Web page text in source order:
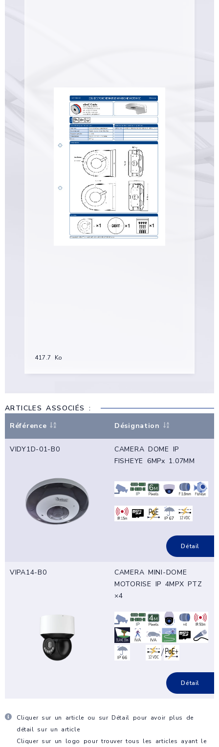
417.7 Ko
ARTICLES ASSOCIÉS :
Référence
Désignation
VIDY1D-01-B0
CAMERA DOME IP
FISHEYE 6MPx 1.07MM
Détail
VIPA14-B0
CAMERA MINI-DOME
MOTORISE IP 4MPX PTZ
×4
/
Détail
Cliquer sur un article ou sur Détail pour avoir plus de
détail sur un article
Cliquer sur un logo pour trouver tous les articles ayant le